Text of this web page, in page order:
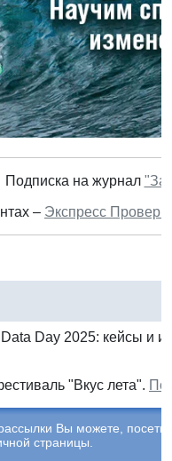
Подписка на журнал
– Экспресс
Day 2025: кейсы и
"Вкус лета".
Вы можете,
страницы.